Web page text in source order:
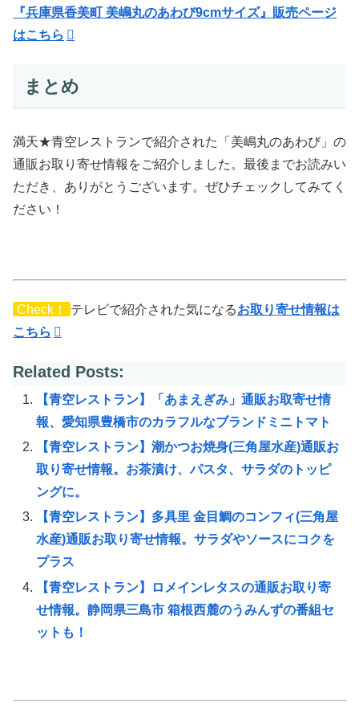
『兵庫県香美町 美嶋丸のあわび9cmサイズ』販売ページ
はこちら
まとめ
満天★青空レストランで紹介された「美嶋丸のあわび」の
通販お取り寄せ情報をご紹介しました。最後までお読みい
ただき、ありがとうございます。ぜひチェックしてみてく
ださい！
Check！ テレビで紹介された気になるお取り寄せ情報は
こちら
Related Posts:
【青空レストラン】「あまえぎみ」通販お取寄せ情
報、愛知県豊橋市のカラフルなブランドミニトマト
【青空レストラン】潮かつお焼身(三角屋水産)通販お
取り寄せ情報。お茶漬け、パスタ、サラダのトッピ
ングに。
【青空レストラン】多具里 金目鯛のコンフィ(三角屋
水産)通販お取り寄せ情報。サラダやソースにコクを
プラス
【青空レストラン】ロメインレタスの通販お取り寄
せ情報。静岡県三島市 箱根西麓のうみんずの番組セ
ットも！